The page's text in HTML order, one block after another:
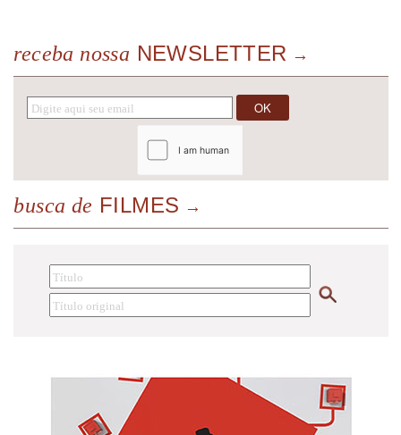
receba nossa NEWSLETTER
busca de FILMES